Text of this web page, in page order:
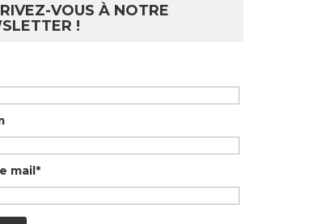
VOUS À NOTRE
!
mail*